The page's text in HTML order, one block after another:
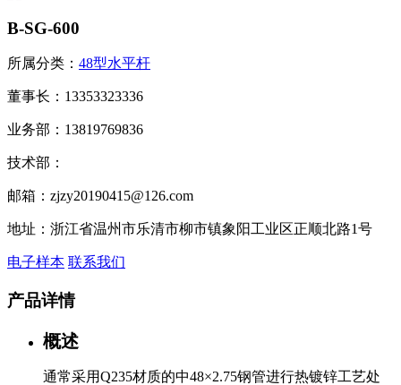
B-SG-600
所属分类： 48型水平杆
董事长：13353323336
业务部：13819769836
技术部：
邮箱：zjzy20190415@126.com
地址：浙江省温州市乐清市柳市镇象阳工业区正顺北路1号
电子样本 联系我们
产品详情
概述
通常采用Q235材质的中48×2.75钢管进行热镀锌工艺处